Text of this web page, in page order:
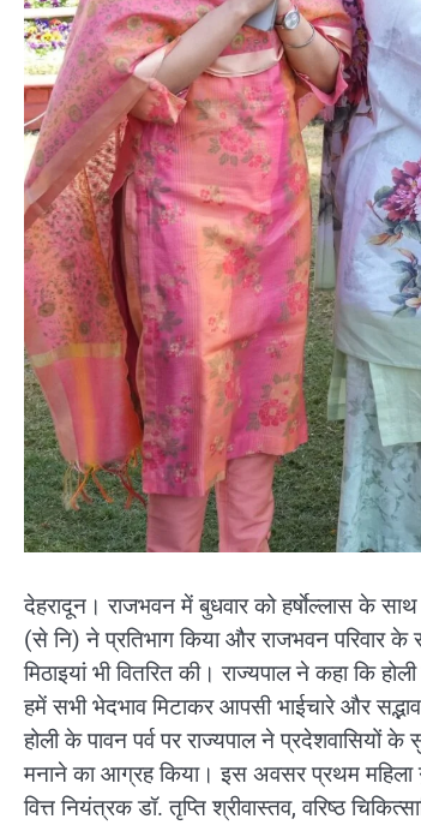
देहरादून। राजभवन में बुधवार को हर्षाेल्लास के
(से नि) ने प्रतिभाग किया और राजभवन परिवार के
मिठाइयां भी वितरित की। राज्यपाल ने कहा कि
हमें सभी भेदभाव मिटाकर आपसी भाईचारे और
होली के पावन पर्व पर राज्यपाल ने प्रदेशवासियों
मनाने का आग्रह किया। इस अवसर प्रथम महिला
वित्त नियंत्रक डॉ. तृप्ति श्रीवास्तव, वरिष्ठ